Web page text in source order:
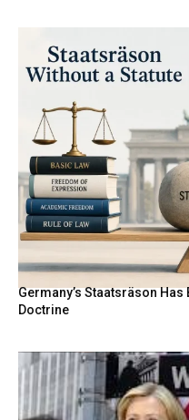
Germany’s Staatsräson
Doctrine